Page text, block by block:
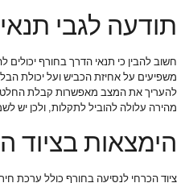
תודעה לגבי
חשוב להבין כי תנאי הדרך בחורף
משפיעים על אחיזת הכביש ועל יכולת
להעריך את המצב מאפשרות קבלת
מהירה עלולה להוביל לתקלות, ולכן יש
הימצאות בציוד
ציוד הכרחי לנסיעה בחורף כולל ערכת